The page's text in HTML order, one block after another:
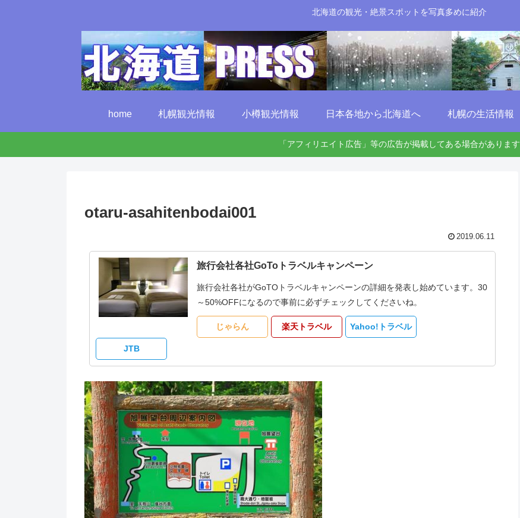
北海道の観光・絶景スポットを写真多めに紹介
home 札幌観光情報 小樽観光情報 日本各地から北海道へ 札幌の生活情報
「アフィリエイト広告」等の広告が掲載してある場合があります
otaru-asahitenbodai001
2019.06.11
旅行会社各社GoToトラベルキャンペーン
旅行会社各社がGoTOトラベルキャンペーンの詳細を発表し始めています。30
～50%OFFになるので事前に必ずチェックしてくださいね。
じゃらん 楽天トラベル Yahoo!トラベル
JTB